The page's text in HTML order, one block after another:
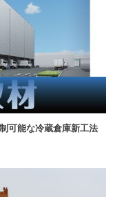
可能な冷蔵倉庫新工法